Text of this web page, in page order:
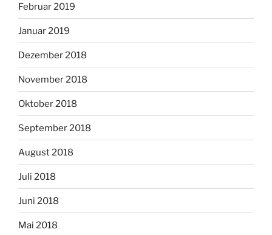
Februar 2019
Januar 2019
Dezember 2018
November 2018
Oktober 2018
September 2018
August 2018
Juli 2018
Juni 2018
Mai 2018